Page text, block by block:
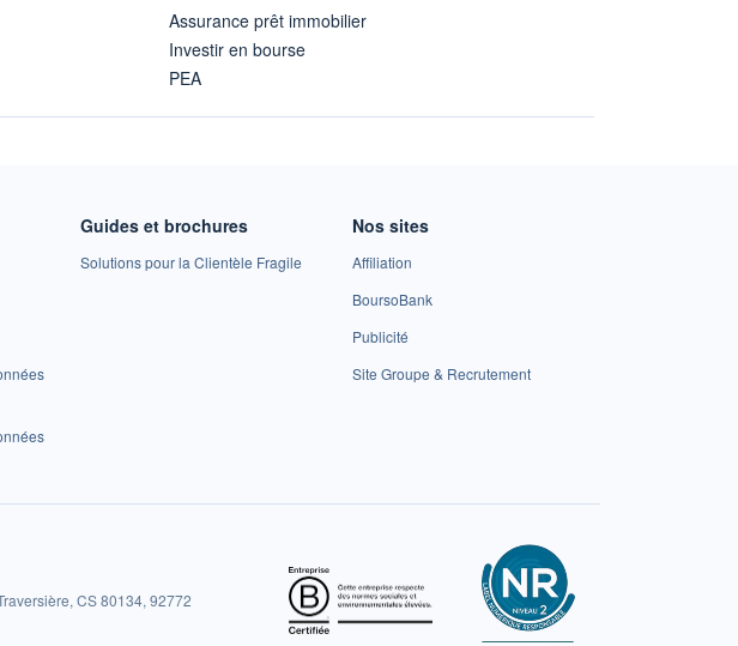
Assurance prêt immobilier
Investir en bourse
PEA
Guides et brochures
Solutions pour la Clientèle Fragile
Nos sites
Affiliation
BoursoBank
Publicité
Site Groupe & Recrutement
CS 80134, 92772